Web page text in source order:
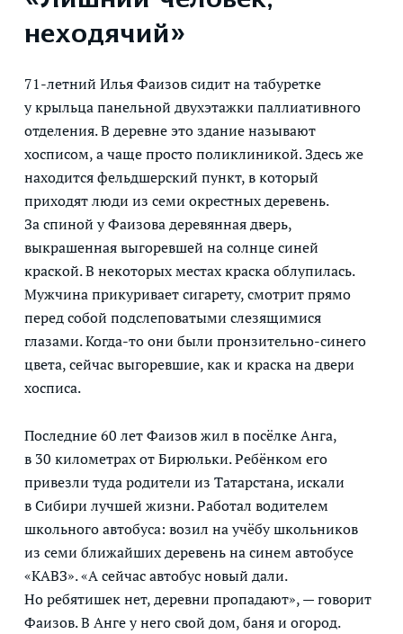
неходячий»
71-летний Илья Фаизов сидит на табуретке
у крыльца панельной двухэтажки паллиативного
отделения. В деревне это здание называют
хосписом, а чаще просто поликлиникой. Здесь же
находится фельдшерский пункт, в который
приходят люди из семи окрестных деревень.
За спиной у Фаизова деревянная дверь,
выкрашенная выгоревшей на солнце синей
краской. В некоторых местах краска облупилась.
Мужчина прикуривает сигарету, смотрит прямо
перед собой подслеповатыми слезящимися
глазами. Когда-то они были пронзительно-синего
цвета, сейчас выгоревшие, как и краска на двери
хосписа.
Последние 60 лет Фаизов жил в посёлке Анга,
в 30 километрах от Бирюльки. Ребёнком его
привезли туда родители из Татарстана, искали
в Сибири лучшей жизни. Работал водителем
школьного автобуса: возил на учёбу школьников
из семи ближайших деревень на синем автобусе
«КАВЗ». «А сейчас автобус новый дали.
Но ребятишек нет, деревни пропадают», — говорит
Фаизов. В Анге у него свой дом, баня и огород.